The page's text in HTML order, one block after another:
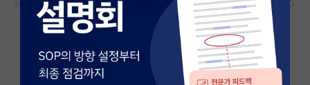
커뮤니티
커뮤니티 홈
전체글보기
2026.06.03 12 4072